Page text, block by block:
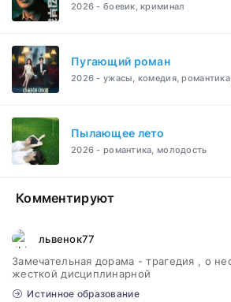
2026 - боевик, криминал
Пугающий роман
2026 - ужасы, комедия,
Пылающее лето
2026 - романтика, молодость
Комментируют
львенок77
Замечательная дорама - трагедия , о
жесткой дисциплинарной
Истинное образование